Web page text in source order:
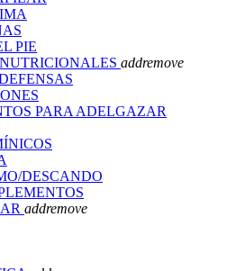
PIE
addremove
PARA ADELGAZAR
DESCANDO
addremove